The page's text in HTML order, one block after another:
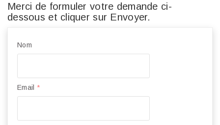
Merci de formuler votre demande ci-
dessous et cliquer sur Envoyer.
Nom
Email *